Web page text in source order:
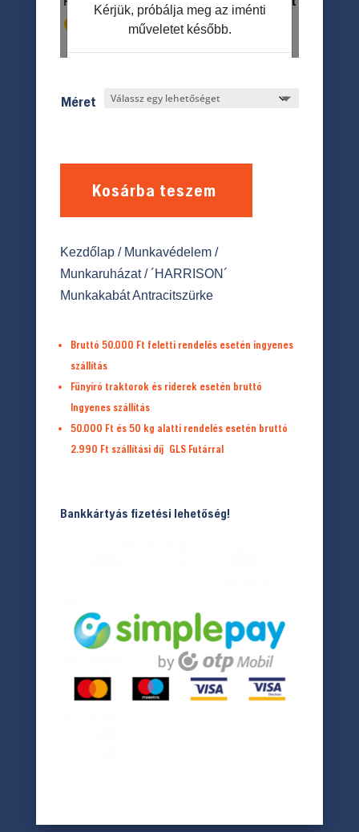
Méret
Kosárba teszem
Kezdőlap/ Munkavédelem/
Munkaruházat/ ´HARRISON´
Munkakabát Antracitszürke
Bruttó 50.000 Ft feletti rendelés esetén ingyenes
szállítás
Fűnyíró traktorok és riderek esetén bruttó
Ingyenes szállítás
50.000 Ft és 50 kg alatti rendelés esetén bruttó
2.990 Ft szállítási díj GLS Futárral
Bankkártyás fizetési lehetőség!